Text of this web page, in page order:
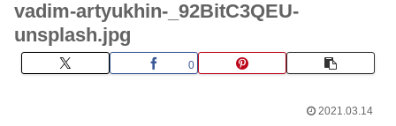
vadim-artyukhin-_92BitC3QEU-
unsplash.jpg
0
2021.03.14